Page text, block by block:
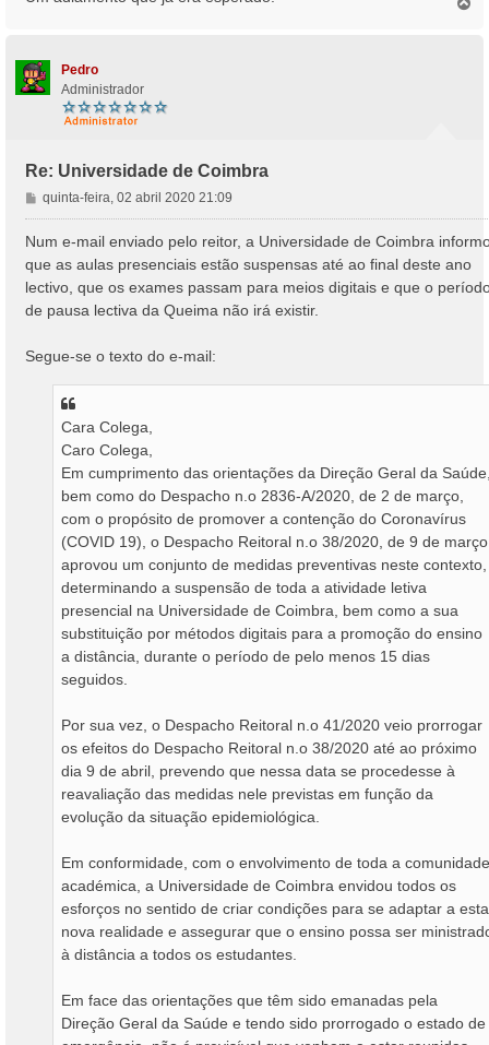
Pedro
Administrador
Re: Universidade de Coimbra
M
e
a
g
e
quinta-feira, 02 abril 2020 21:09
Num e-mail enviado pelo reitor, a Universidade de Coimbra
que as aulas presenciais estão suspensas até ao final deste ano
lectivo, que os exames passam para meios digitais e que o
de pausa lectiva da Queima não irá existir.
Segue-se o texto do e-mail:
Cara Colega,
Caro Colega,
Em cumprimento das orientações da Direção Geral da
bem como do Despacho n.o 2836-A/2020, de 2 de março,
com o propósito de promover a contenção do Coronavírus
(COVID 19), o Despacho Reitoral n.o 38/2020, de 9 de
aprovou um conjunto de medidas preventivas neste contexto,
determinando a suspensão de toda a atividade letiva
presencial na Universidade de Coimbra, bem como a sua
substituição por métodos digitais para a promoção do ensino
a distância, durante o período de pelo menos 15 dias
seguidos.
Por sua vez, o Despacho Reitoral n.o 41/2020 veio prorrogar
os efeitos do Despacho Reitoral n.o 38/2020 até ao próximo
dia 9 de abril, prevendo que nessa data se procedesse à
reavaliação das medidas nele previstas em função da
evolução da situação epidemiológica.
Em conformidade, com o envolvimento de toda a comunidade
académica, a Universidade de Coimbra envidou todos os
esforços no sentido de criar condições para se adaptar a esta
nova realidade e assegurar que o ensino possa ser
à distância a todos os estudantes.
Em face das orientações que têm sido emanadas pela
Direção Geral da Saúde e tendo sido prorrogado o estado de